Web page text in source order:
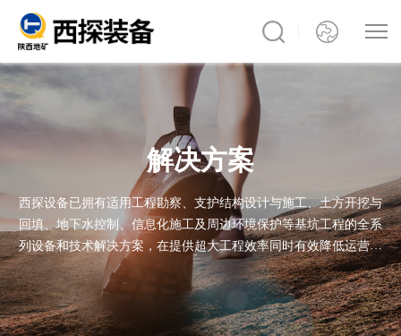
解决方案
西探设备已拥有适用工程勘察、支护结构设计与施工、土方开挖与
回填、地下水控制、信息化施工及周边环境保护等基坑工程的全系
列设备和技术解决方案，在提供超大工程效率同时有效降低运营成
本。我们的产品已通过极端施工条件的考验，无论您的项目身处何
处，西探产品均能出色完成任务